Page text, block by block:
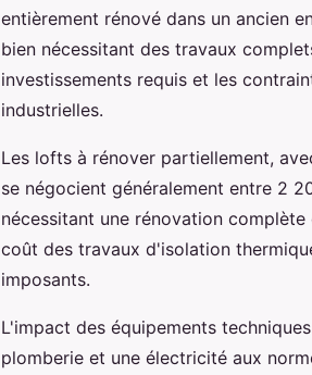
entièrement rénové dans un ancien
bien nécessitant des travaux
investissements requis et les
industrielles.
Les lofts à rénover partiellement,
se négocient généralement entre 2
nécessitant une rénovation
coût des travaux d'isolation
imposants.
L'impact des équipements
plomberie et une électricité aux